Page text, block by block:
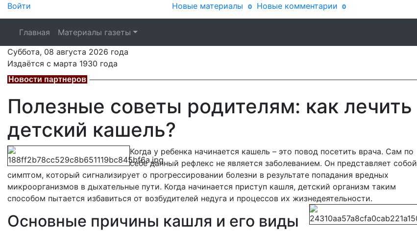
Войти Новые материалы 0 Новые комментарии 0
Главная Материалы газеты
Суббота, 08 августа 2026 года
Издаётся с марта 1930 года
Новости партнеров
Полезные советы родителям: как лечить
детский кашель?
Когда у ребенка начинается кашель – это повод посетить врача. Сам по
себе данный рефлекс не является заболеванием. Он представляет собой
симптом, который сигнализирует о прогрессировании болезни в результате попадания вредных
микроорганизмов в дыхательные пути. Когда начинается приступ кашля, детский организм таким
способом пытается избавиться от возбудителей недуга и процессов их жизнедеятельности.
Основные причины кашля и его виды